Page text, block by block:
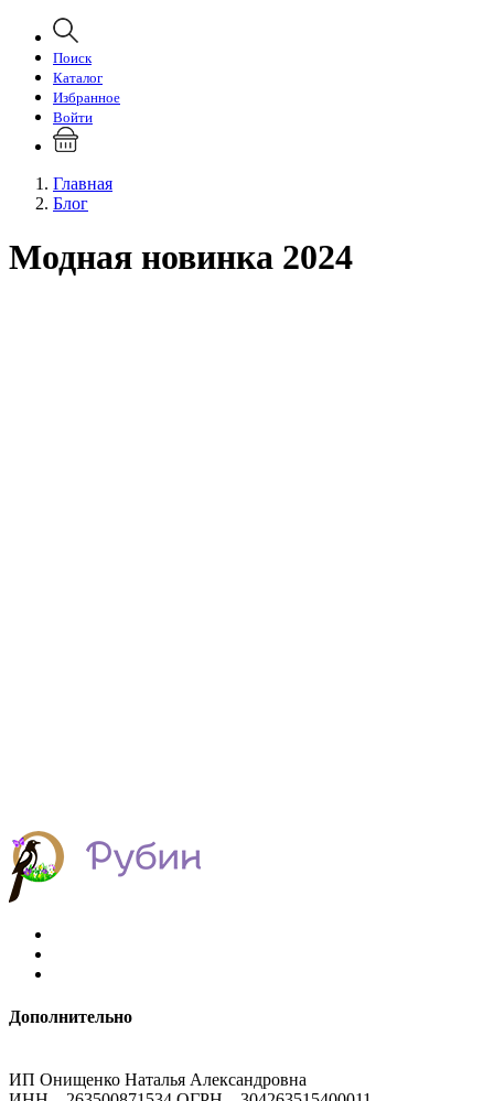
Поиск
Каталог
Избранное
Войти
Главная
Блог
Модная новинка 2024
Дополнительно
ИП Онищенко Наталья Александровна